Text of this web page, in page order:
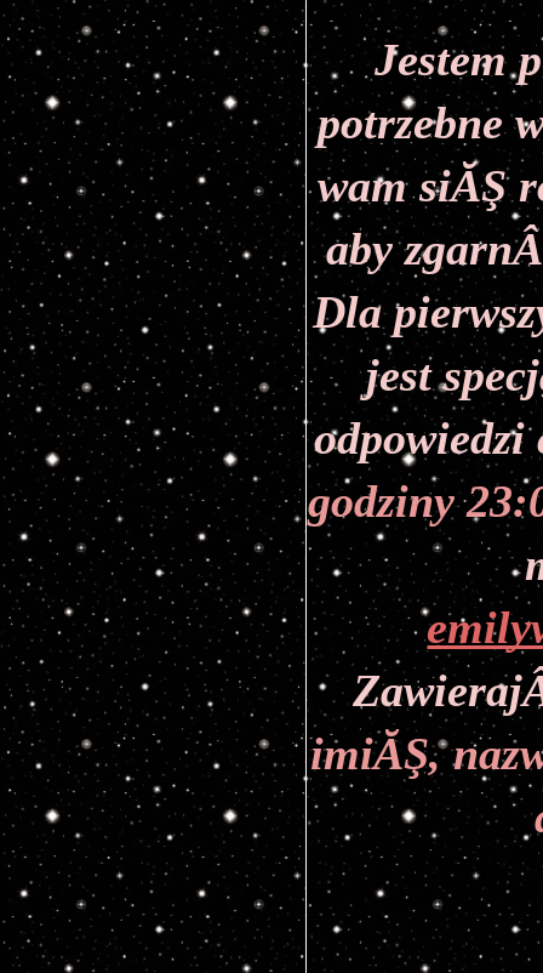
Jestem
potrzebne
wam siĂŞ
aby
Dla
jest
godziny
imiĂŞ,